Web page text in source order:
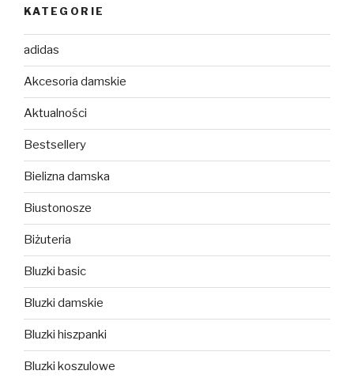
KATEGORIE
adidas
Akcesoria damskie
Aktualności
Bestsellery
Bielizna damska
Biustonosze
Biżuteria
Bluzki basic
Bluzki damskie
Bluzki hiszpanki
Bluzki koszulowe